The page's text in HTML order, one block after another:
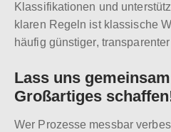
Klassifikationen und
klaren Regeln ist klassische
häufig günstiger,
Lass uns
Großartiges
Wer Prozesse messbar